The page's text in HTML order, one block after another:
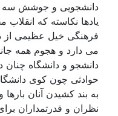
دانشجویی و جوشش سه
یادها نکاسته که
فرهنگی خیل عظیمی از
می دارد و هجوم همه
دانشجو و دانشگاه
حوادثی چون کوی
به بند کشیدن آنان
نظران و قدرتمداران